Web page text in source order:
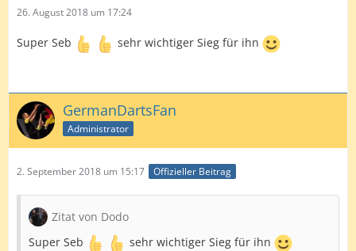
26. August 2018 um 17:24
Super Seb sehr wichtiger Sieg für ihn
GermanDartsFan
Administrator
2. September 2018 um 15:17 Offizieller Beitrag
Zitat von Dodo
Super Seb
sehr wichtiger Sieg für ihn